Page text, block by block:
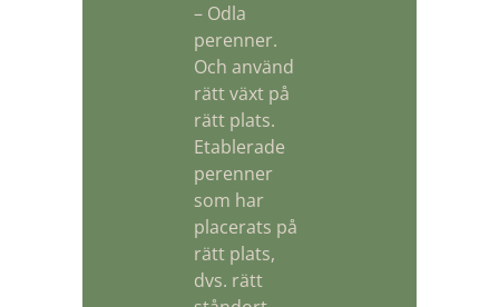
– Odla
perenner.
Och använd
rätt växt på
rätt plats.
Etablerade
perenner
som har
placerats på
rätt plats,
dvs. rätt